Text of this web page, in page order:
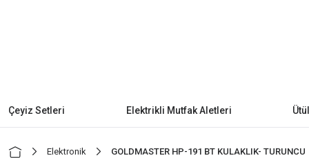
Çeyiz Setleri Elektrikli Mutfak Aletleri
Elektronik GOLDMASTER HP-191 BT KULAKLIK- TURUNCU